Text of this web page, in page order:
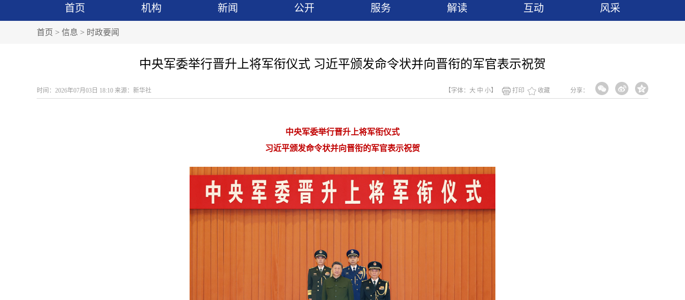
首页 机构 新闻 公开 服务 解读 互动 风采
首页 > 信息 > 时政要闻
中央军委举行晋升上将军衔仪式 习近平颁发命令状并向晋衔的军官表示祝贺
时间：2026年07月03日 18:10 来源：新华社 分享：
【字体： 大 中 小】 打印 收藏
中央军委举行晋升上将军衔仪式
习近平颁发命令状并向晋衔的军官表示祝贺